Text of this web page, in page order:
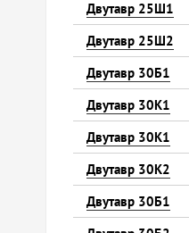
Двутавр 25Ш1
Двутавр 25Ш2
Двутавр 30Б1
Двутавр 30К1
Двутавр 30К1
Двутавр 30К2
Двутавр 30Б1